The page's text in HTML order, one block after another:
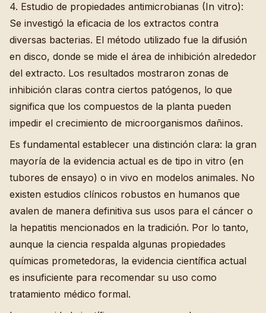
4. Estudio de propiedades antimicrobianas (In vitro):
Se investigó la eficacia de los extractos contra
diversas bacterias. El método utilizado fue la difusión
en disco, donde se mide el área de inhibición alrededor
del extracto. Los resultados mostraron zonas de
inhibición claras contra ciertos patógenos, lo que
significa que los compuestos de la planta pueden
impedir el crecimiento de microorganismos dañinos.
Es fundamental establecer una distinción clara: la gran
mayoría de la evidencia actual es de tipo in vitro (en
tubores de ensayo) o in vivo en modelos animales. No
existen estudios clínicos robustos en humanos que
avalen de manera definitiva sus usos para el cáncer o
la hepatitis mencionados en la tradición. Por lo tanto,
aunque la ciencia respalda algunas propiedades
químicas prometedoras, la evidencia científica actual
es insuficiente para recomendar su uso como
tratamiento médico formal.